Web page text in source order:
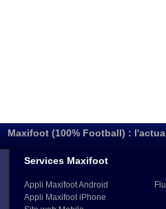
Maxifoot (100% Football) :
Services Maxifoot
Appli Maxifoot Android
Appli Maxifoot iPhone